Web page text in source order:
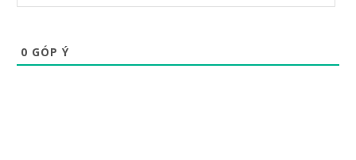
0 GÓP Ý